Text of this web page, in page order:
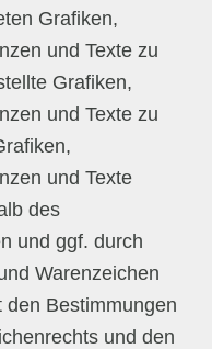
Grafiken,
und Texte zu
Grafiken,
und Texte zu
und Texte
des
und ggf. durch
Warenzeichen
Bestimmungen
und den